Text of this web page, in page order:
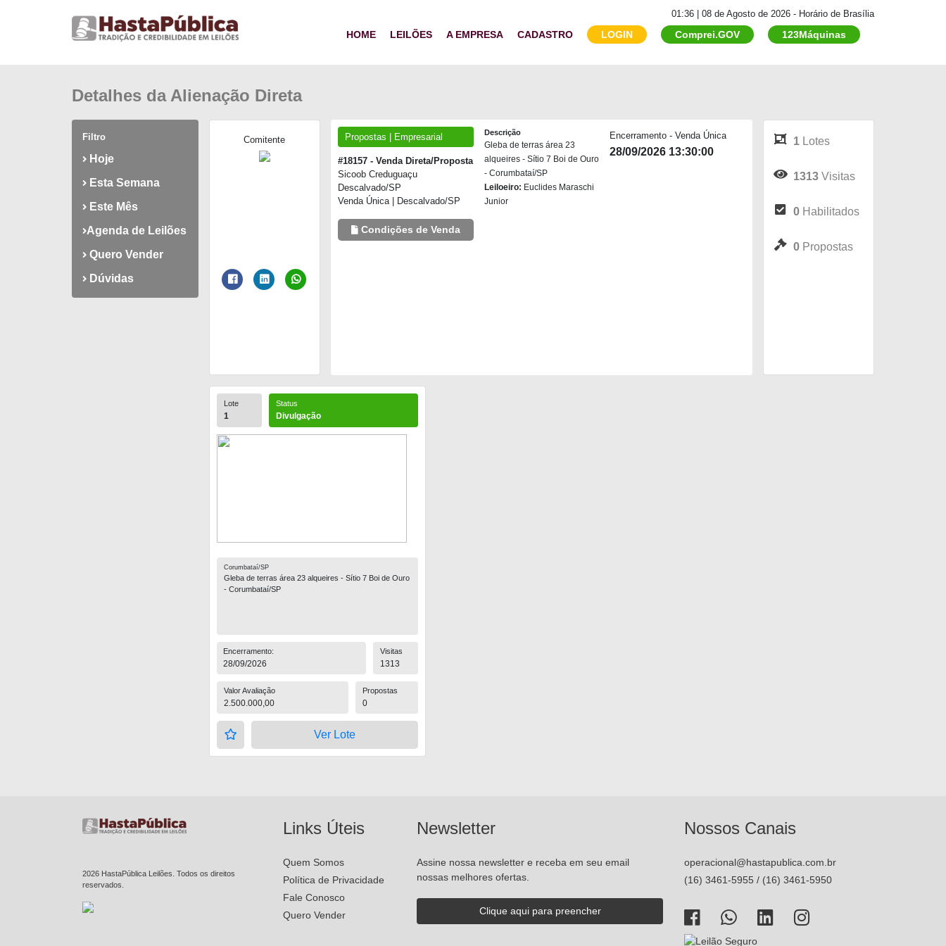
01:36 | 08 de Agosto de 2026 - Horário de Brasília
HOME LEILÕES A EMPRESA CADASTRO LOGIN Comprei.GOV 123Máquinas
Detalhes da Alienação Direta
Filtro
Hoje
Esta Semana
Este Mês
Agenda de Leilões
Quero Vender
Dúvidas
Comitente Propostas | Empresarial
#18157 - Venda Direta/Proposta
Sicoob Creduguaçu
Descalvado/SP
Venda Única | Descalvado/SP
Condições de Venda
Descrição
Gleba de terras área 23
alqueires - Sítio 7 Boi de Ouro
- Corumbataí/SP
Leiloeiro: Euclides Maraschi
Junior
Encerramento - Venda Única
28/09/2026 13:30:00
1Lotes
1313Visitas
0Habilitados
0Propostas
Lote
1
Status
Divulgação
Corumbataí/SP
Gleba de terras área 23 alqueires - Sítio 7 Boi de Ouro
- Corumbataí/SP
Encerramento:
28/09/2026
Visitas
1313
Valor Avaliação
2.500.000,00
Propostas
0
Ver Lote
2026 HastaPública Leilões. Todos os direitos
reservados.
Links Úteis
Quem Somos
Política de Privacidade
Fale Conosco
Quero Vender
Newsletter
Assine nossa newsletter e receba em seu email
nossas melhores ofertas.
Nossos Canais
operacional@hastapublica.com.br
(16) 3461-5955 / (16) 3461-5950